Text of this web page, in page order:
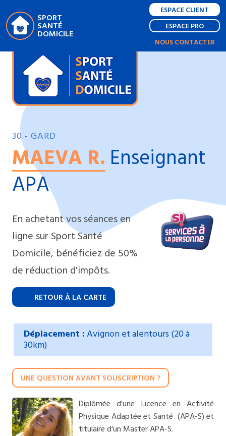
SPORT
SANTÉ
DOMICILE
ESPACE CLIENT
ESPACE PRO
NOUS CONTACTER
30 - GARD
MAEVA R. Enseignant
APA
En achetant vos séances en
ligne sur Sport Santé
Domicile, bénéficiez de 50%
de réduction d'impôts.
RETOUR À LA CARTE
Déplacement :Avignon et alentours (20 à
30km)
UNE QUESTION AVANT SOUSCRIPTION ?
Diplômée d'une Licence en Activité
Physique Adaptée et Santé (APA-S) et
titulaire d'un Master APA-S.